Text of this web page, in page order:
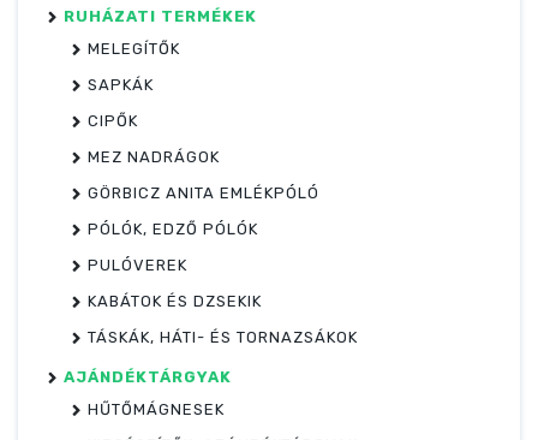
RUHÁZATI TERMÉKEK
MELEGÍTŐK
SAPKÁK
CIPŐK
MEZ NADRÁGOK
GÖRBICZ ANITA EMLÉKPÓLÓ
PÓLÓK, EDZŐ PÓLÓK
PULÓVEREK
KABÁTOK ÉS DZSEKIK
TÁSKÁK, HÁTI- ÉS TORNAZSÁKOK
AJÁNDÉKTÁRGYAK
HŰTŐMÁGNESEK